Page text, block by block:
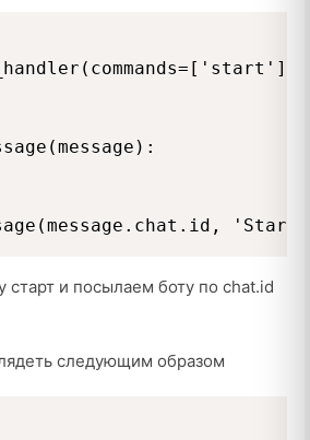
старт и посылаем боту по chat.id
следующим образом